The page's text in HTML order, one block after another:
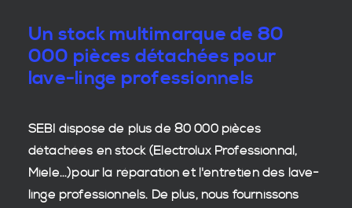
Un stock multimarque de 80
000 pièces détachées pour
lave-linge professionnels
SEBI dispose de plus de 80 000pièces
détachées en stock(Electrolux Professionnal,
Miele...)pour la réparation et l'entretien des lave-
linge professionnels. De plus, nous fournissons